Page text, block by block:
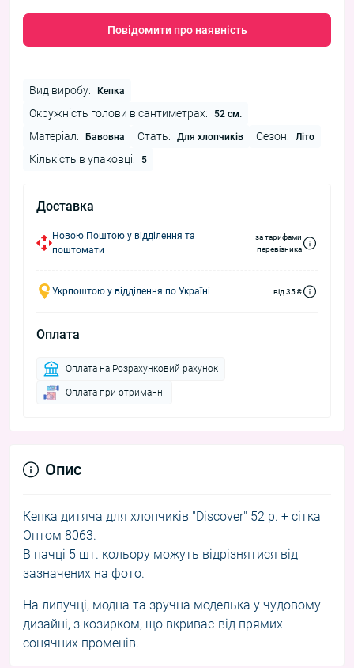
Повідомити про наявність
Вид виробу: Кепка
Окружність голови в сантиметрах: 52 см.
Матеріал: Бавовна Стать: Для хлопчиків Сезон: Літо
Кількість в упаковці: 5
Доставка
Новою Поштою у відділення та
поштомати
за тарифами
перевізника
Укрпоштою у відділення по Україні від 35 ₴
Оплата
Оплата на Розрахунковий рахунок
Оплата при отриманні
Опис
Кепка дитяча для хлопчиків "Discover" 52 р. + сітка
Оптом 8063.
В пачці 5 шт. кольору можуть відрізнятися від
зазначених на фото.
На липучці, модна та зручна моделька у чудовому
дизайні, з козирком, що вкриває від прямих
сонячних променів.